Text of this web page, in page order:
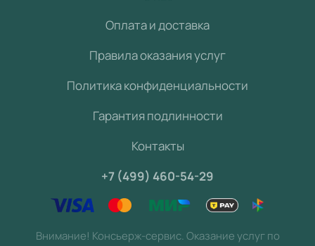
Оплата и доставка
Правила оказания услуг
Политика конфиденциальности
Гарантия подлинности
Контакты
+7 (499) 460-54-29
Внимание! Консьерж-сервис. Оказание услуг по